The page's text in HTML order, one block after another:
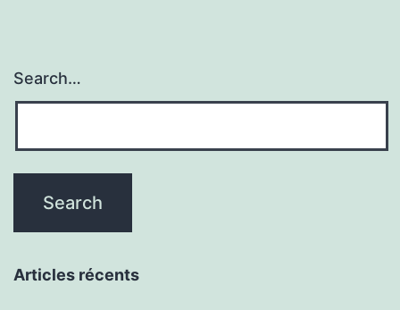
Search…
Articles récents